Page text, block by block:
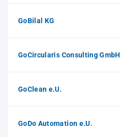
GoBilal KG
GoCircularis Consulting GmbH
GoClean e.U.
GoDo Automation e.U.